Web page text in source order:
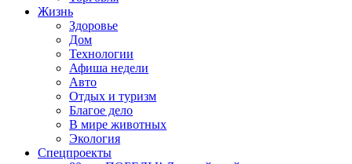
Жизнь
Здоровье
Дом
Технологии
Афиша недели
Авто
Отдых и туризм
Благое дело
В мире животных
Экология
Спецпроекты